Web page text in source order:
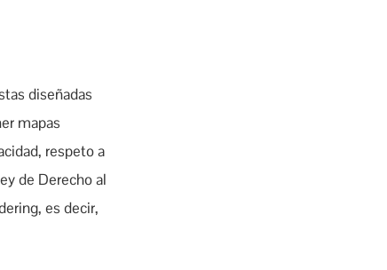
diseñadas
mapas
respeto a
de Derecho al
es decir,